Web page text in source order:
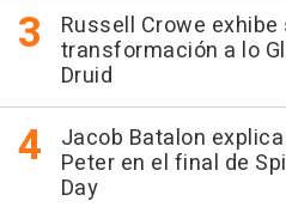
Russell Crowe
transformación a lo
Druid
Jacob Batalon
Peter en el final de
Day